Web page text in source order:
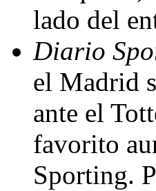
lado del
Diario
el Madrid
ante el
favorito
Sporting.